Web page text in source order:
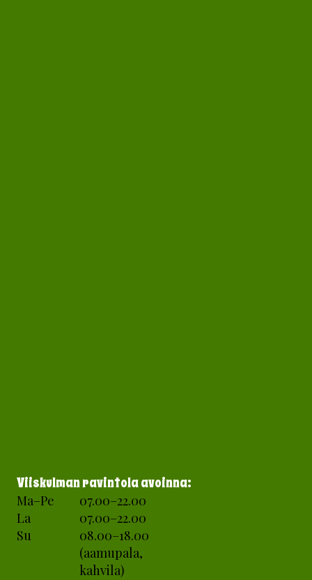
Viiskulman ravintolaavoinna:
Ma–Pe
La
Su
07.00–22.00
07.00–22.00
08.00–18.00
(aamupala,
kahvila)